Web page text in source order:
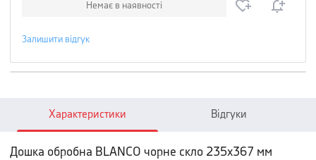
Немає в наявності
Залишити відгук
Характеристики Відгуки
Дошка обробна BLANCO чорне скло 235х367 мм